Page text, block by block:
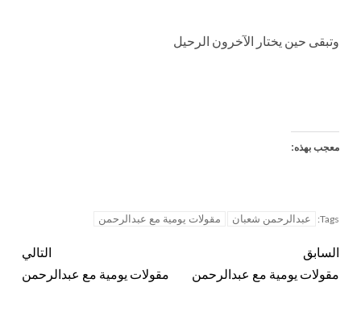
وتبقى حين يختار الآخرون الرحيل
معجب بهذه:
Tags: عبدالرحمن شعبان مقولات يومية مع عبدالرحمن
السابق
مقولات يومية مع عبدالرحمن
التالي
مقولات يومية مع عبدالرحمن